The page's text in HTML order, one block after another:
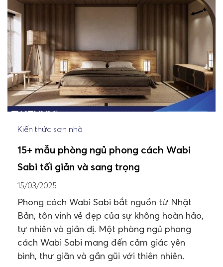
Kiến thức sơn nhà
15+ mẫu phòng ngủ phong cách Wabi
Sabi tối giản và sang trọng
15/03/2025
Phong cách Wabi Sabi bắt nguồn từ Nhật
Bản, tôn vinh vẻ đẹp của sự không hoàn hảo,
tự nhiên và giản dị. Một phòng ngủ phong
cách Wabi Sabi mang đến cảm giác yên
bình, thư giãn và gần gũi với thiên nhiên.